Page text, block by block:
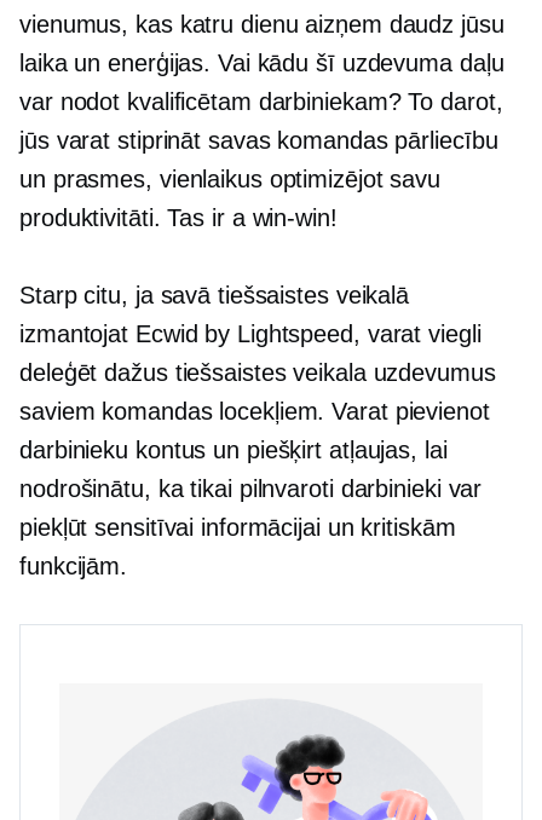
vienumus, kas katru dienu aizņem daudz jūsu
laika un enerģijas. Vai kādu šī uzdevuma daļu
var nodot kvalificētam darbiniekam? To darot,
jūs varat stiprināt savas komandas pārliecību
un prasmes, vienlaikus optimizējot savu
produktivitāti. Tas ir a win-win!
Starp citu, ja savā tiešsaistes veikalā
izmantojat Ecwid by Lightspeed, varat viegli
deleģēt dažus tiešsaistes veikala uzdevumus
saviem komandas locekļiem. Varat pievienot
darbinieku kontus un piešķirt atļaujas, lai
nodrošinātu, ka tikai pilnvaroti darbinieki var
piekļūt sensitīvai informācijai un kritiskām
funkcijām.